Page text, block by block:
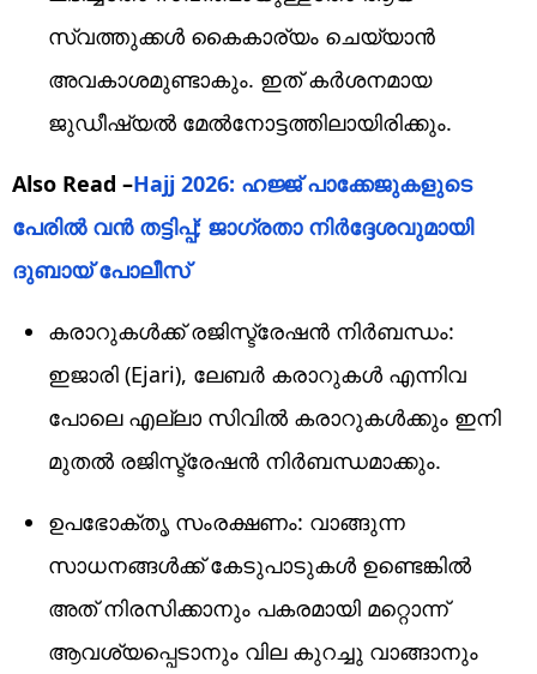
സ്വത്തുക്കൾ കൈകാര്യം ചെയ്യാൻ
അവകാശമുണ്ടാകും. ഇത് കർശനമായ
ജുഡീഷ്യൽ മേൽനോട്ടത്തിലായിരിക്കും.
Also Read –Hajj 2026: ഹജ്ജ് പാക്കേജുകളുടെ
പേരിൽ വൻ തട്ടിപ്പ്; ജാഗ്രതാ നിർദ്ദേശവുമായി
ദുബായ് പോലീസ്
കരാറുകൾക്ക് രജിസ്ട്രേഷൻ നിർബന്ധം:
ഇജാരി (Ejari), ലേബർ കരാറുകൾ എന്നിവ
പോലെ എല്ലാ സിവിൽ കരാറുകൾക്കും ഇനി
മുതൽ രജിസ്ട്രേഷൻ നിർബന്ധമാക്കും.
ഉപഭോക്തൃ സംരക്ഷണം: വാങ്ങുന്ന
സാധനങ്ങൾക്ക് കേടുപാടുകൾ ഉണ്ടെങ്കിൽ
അത് നിരസിക്കാനും പകരമായി മറ്റൊന്ന്
ആവശ്യപ്പെടാനും വില കുറച്ചു വാങ്ങാനും